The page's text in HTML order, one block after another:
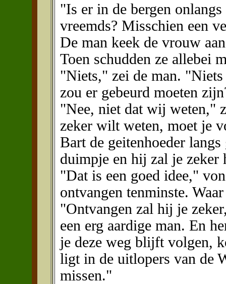
"Is er in de bergen
vreemds? Misschien een
De man keek de vrouw
Toen schudden ze allebei
"Niets," zei de man.
zou er gebeurd moeten
"Nee, niet dat wij weten,"
zeker wilt weten, moet je
Bart de geitenhoeder
duimpje en hij zal je zeker
"Dat is een goed idee,"
ontvangen tenminste.
"Ontvangen zal hij je
een erg aardige man. En
je deze weg blijft volgen,
ligt in de uitlopers van de
missen."